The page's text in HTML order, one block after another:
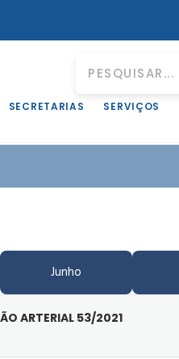
SECRETARIAS SERVIÇOS
Junho
ARTERIAL 53/2021